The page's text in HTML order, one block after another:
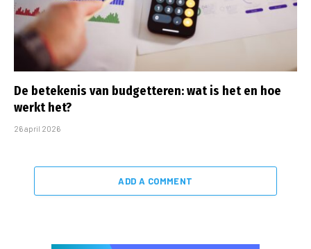
De betekenis van budgetteren: wat is het en hoe
werkt het?
26 april 2026
ADD A COMMENT